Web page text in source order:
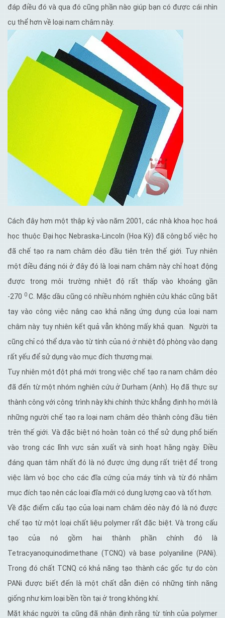
đáp điều đó và qua đó cũng phần nào giúp bạn có được cái nhìn
cụ thể hơn về loại nam châm này.
Cách đây hơn một thập kỷ vào năm 2001, các nhà khoa học hoá
học thuộc Đại học Nebraska-Lincoln (Hoa Kỳ) đã công bố việc họ
đã chế tạo ra nam châm dẻo đầu tiên trên thế giới. Tuy nhiên
một điều đáng nói ở đây đó là loại nam châm này chỉ hoạt động
được trong môi trường nhiệt độ rất thấp vào khoảng gần
-270 0C. Mặc dầu cũng có nhiều nhóm nghiên cứu khác cũng bắt
tay vào công việc nâng cao khả năng ứng dụng của loại nam
châm này tuy nhiên kết quả vẫn không mấy khả quan. Người ta
cũng chỉ có thể dựa vào từ tính của nó ở nhiệt độ phòng vào dạng
rất yếu để sử dụng vào mục đích thương mại.
Tuy nhiên một đột phá mới trong việc chế tạo ra nam châm dẻo
đã đến từ một nhóm nghiên cứu ở Durham (Anh). Họ đã thực sự
thành công với công trình này khi chính thức khẳng định họ mới là
những người chế tạo ra loại nam châm dẻo thành công đầu tiên
trên thế giới. Và đặc biệt nó hoàn toàn có thể sử dụng phổ biến
vào trong các lĩnh vực sản xuất và sinh hoạt hằng ngày. Điều
đáng quan tâm nhất đó là nó được ứng dụng rất triệt để trong
việc làm vỏ bọc cho các đĩa cứng của máy tính và từ đó nhằm
mục đích tạo nên các loại đĩa mới có dung lượng cao và tốt hơn.
Về đặc điểm cấu tạo của loại nam châm dẻo này đó là nó được
chế tạo từ một loại chất liệu polymer rất đặc biệt. Và trong cấu
tạo của nó gồm hai thành phần chính đó là
Tetracyanoquinodimethane (TCNQ) và base polyaniline (PANi).
Trong đó chất TCNQ có khả năng tạo thành các gốc tự do còn
PANi được biết đến là một chất dẫn điện có những tính năng
giống như kim loại bền tồn tại ở trong không khí.
Mặt khác người ta cũng đã nhận định rằng từ tính của polymer